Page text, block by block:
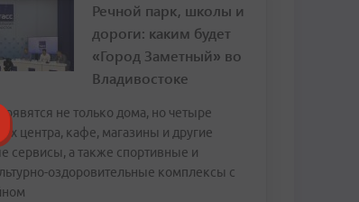
Речной парк, школы и
дороги: каким будет
«Город Заметный» во
Владивостоке
появятся не только дома, но четыре
центра, кафе, магазины и другие
сервисы, а также спортивные и
оздоровительные комплексы с